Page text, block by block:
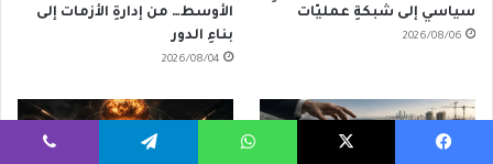
سياسي إلى شبكةِ عمليّات
2026/08/06
الأوسط… من إدارةِ الأزمات إلى
بناءِ الدور
2026/08/04